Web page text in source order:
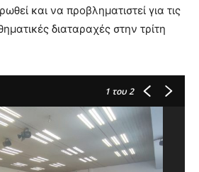
και να προβληματιστεί για τις
διαταραχές στην τρίτη
1 του 2